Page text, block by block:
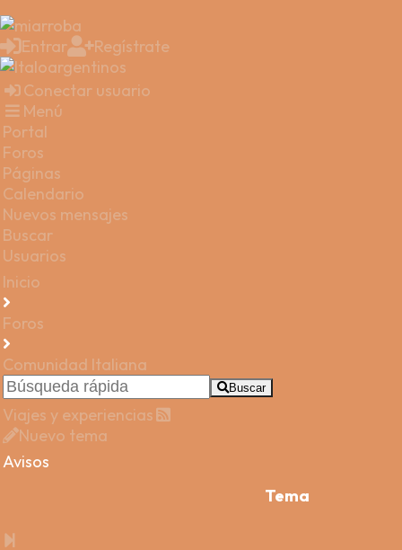
Entrar Regístrate
Conectar usuario
Menú
Portal
Foros
Páginas
Calendario
Nuevos mensajes
Buscar
Usuarios
Inicio
Foros
Comunidad Italiana
Buscar
Viajes y experiencias
Nuevo tema
Avisos
Tema